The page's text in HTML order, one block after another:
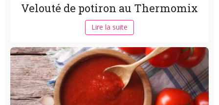
Velouté de potiron au Thermomix
Lire la suite